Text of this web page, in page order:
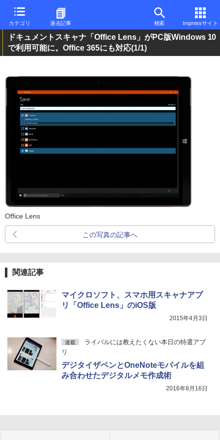
カテゴリ 過去記事 検索 Impressサイト
ドキュメントスキャナ「Office Lens」がPC版Windows 10
で利用可能に。Office 365にも対応(1/1)
Office Lens
この写真の記事へ
関連記事
マイクロソフト、スマホ用スキャナアプ
リ「Office Lens」のiOS版
2015年4月3日
連載
ライバルには教えたくない本日の特選アプ
リ
デジタイザペンとOneNoteモバイルを組
み合わせたデジタルメモ作成術
2016年8月16日